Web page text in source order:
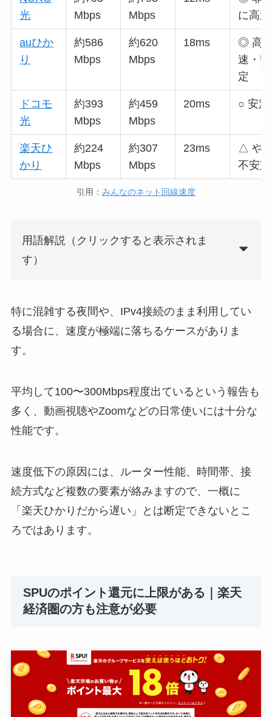
光
Mbps
Mbps
に高速
auひか
り
約586
Mbps
約620
Mbps
18ms
◎ 高
速・安
定
ドコモ
光
約393
Mbps
約459
Mbps
20ms ○ 安定
楽天ひ
かり
約224
Mbps
約307
Mbps
23ms
△ や
不安定
引用： みんなのネット回線速度
用語解説（クリックすると表示されま
す）
特に混雑する夜間や、IPv4接続のまま利用してい
る場合に、速度が極端に落ちるケースがありま
す。
平均して100〜300Mbps程度出ているという報告も
多く、動画視聴やZoomなどの日常使いには十分な
性能です。
速度低下の原因には、ルーター性能、時間帯、接
続方式など複数の要素が絡みますので、一概に
「楽天ひかりだから遅い」とは断定できないとこ
ろではあります。
SPUのポイント還元に上限がある｜楽天
経済圏の方も注意が必要